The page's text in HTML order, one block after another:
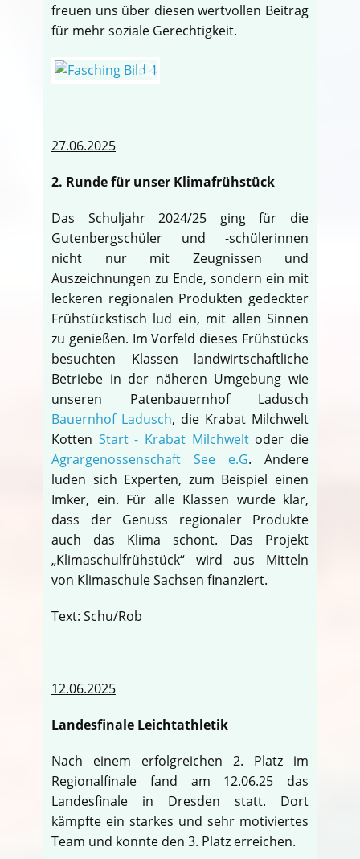
freuen uns über diesen wertvollen Beitrag
für mehr soziale Gerechtigkeit.
27.06.2025
2. Runde für unser Klimafrühstück
Das Schuljahr 2024/25 ging für die
Gutenbergschüler und -schülerinnen
nicht nur mit Zeugnissen und
Auszeichnungen zu Ende, sondern ein mit
leckeren regionalen Produkten gedeckter
Frühstückstisch lud ein, mit allen Sinnen
zu genießen. Im Vorfeld dieses Frühstücks
besuchten Klassen landwirtschaftliche
Betriebe in der näheren Umgebung wie
unseren Patenbauernhof Ladusch
Bauernhof Ladusch, die Krabat Milchwelt
Kotten Start - Krabat Milchweltoder die
Agrargenossenschaft See e.G. Andere
luden sich Experten, zum Beispiel einen
Imker, ein. Für alle Klassen wurde klar,
dass der Genuss regionaler Produkte
auch das Klima schont. Das Projekt
„Klimaschulfrühstück“ wird aus Mitteln
von Klimaschule Sachsen finanziert.
Text: Schu/Rob
12.06.2025
Landesfinale Leichtathletik
Nach einem erfolgreichen 2. Platz im
Regionalfinale fand am 12.06.25 das
Landesfinale in Dresden statt. Dort
kämpfte ein starkes und sehr motiviertes
Team und konnte den 3. Platz erreichen.